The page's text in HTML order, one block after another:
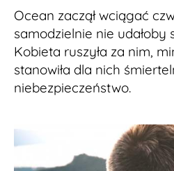
Ocean zaczął wciągać
samodzielnie nie udałoby
Kobieta ruszyła za nim,
stanowiła dla nich
niebezpieczeństwo.